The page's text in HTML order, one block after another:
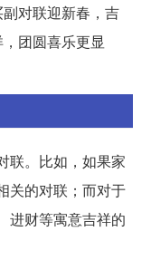
对联迎新春，吉
团圆喜乐更显
联。比如，如果家
关的对联；而对于
进财等寓意吉祥的